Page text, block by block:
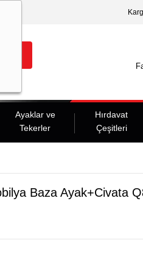
Ayaklar ve
Tekerler
Hırdavat
Çeşitleri
Baza Ayak+Civata